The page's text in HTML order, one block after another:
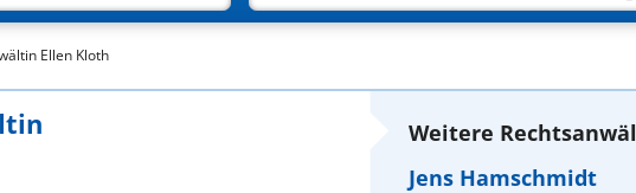
Ellen Kloth
Weitere
Jens Hamschmidt